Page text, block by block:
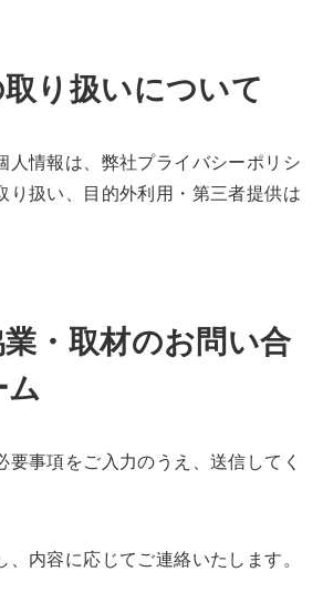
り扱いについて
人情報は、弊社プライバシーポリシ
り扱い、目的外利用・第三者提供は
・取材のお問い合
要事項をご入力のうえ、送信してく
内容に応じてご連絡いたします。